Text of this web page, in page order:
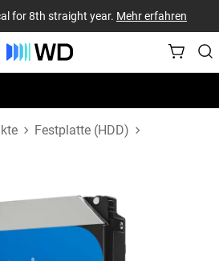
for 8th straight year. Mehr erfahren
Festplatte (HDD)